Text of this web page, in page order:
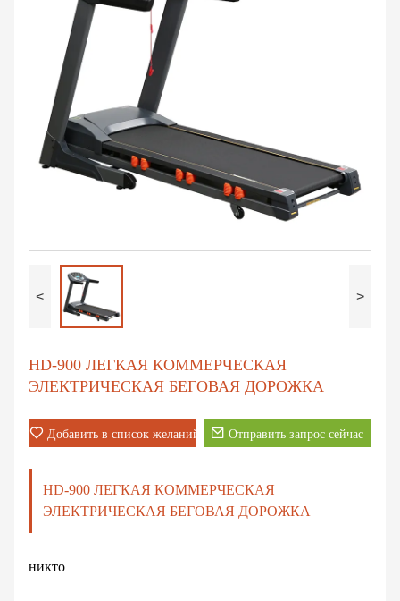
< >
HD-900 ЛЕГКАЯ КОММЕРЧЕСКАЯ
ЭЛЕКТРИЧЕСКАЯ БЕГОВАЯ ДОРОЖКА
Добавить в список желаний Отправить запрос сейчас
HD-900 ЛЕГКАЯ КОММЕРЧЕСКАЯ
ЭЛЕКТРИЧЕСКАЯ БЕГОВАЯ ДОРОЖКА
никто